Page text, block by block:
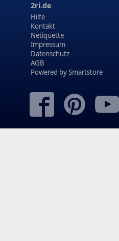
2ri.de
Hilfe
Kontakt
Netiquette
Impressum
Datenschutz
AGB
Powered bySmartstore